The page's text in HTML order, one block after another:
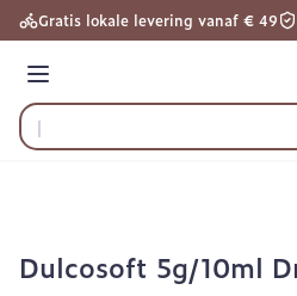
Ga naar de inhoud
Gratis lokale levering vanaf € 49
Menu
Product, merk, categorie...
Dulcosoft 5g/10ml